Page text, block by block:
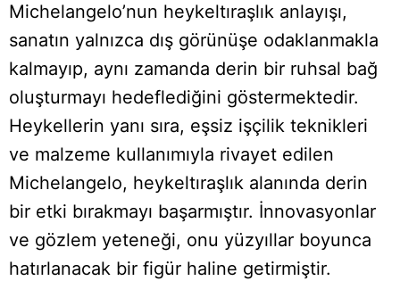
Michelangelo’nun heykeltıraşlık anlayışı,
sanatın yalnızca dış görünüşe odaklanmakla
kalmayıp, aynı zamanda derin bir ruhsal bağ
oluşturmayı hedeflediğini göstermektedir.
Heykellerin yanı sıra, eşsiz işçilik teknikleri
ve malzeme kullanımıyla rivayet edilen
Michelangelo, heykeltıraşlık alanında derin
bir etki bırakmayı başarmıştır. İnnovasyonlar
ve gözlem yeteneği, onu yüzyıllar boyunca
hatırlanacak bir figür haline getirmiştir.